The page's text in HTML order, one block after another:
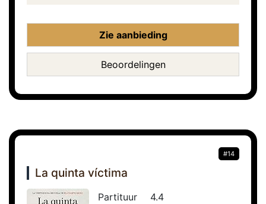
Zie aanbieding
Beoordelingen
#14
La quinta víctima
Partituur
4.4